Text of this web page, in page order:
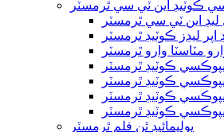
ڪوٽيڊ اين ٽي سي ٿرمسٽر
اين ٽي سي ٿرمسٽر
ليڊز ڪوٽيڊ ٿرمسٽر
مٽاسٽا وارو ٿرمسٽر
ڪوٽيڊ ٿرمسٽر
ڪوٽيڊ ٿرمسٽر
ڪوٽيڊ ٿرمسٽر
ايپوڪسي ڪوٽيڊ ٿرمسٽر
پوليمائيڊ ٿن فلم ٿرمسٽر